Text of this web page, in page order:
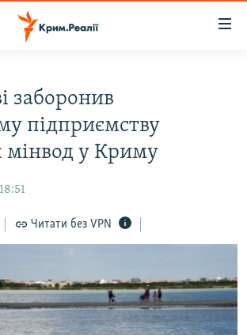
заборонив
підприємству
мінвод у Криму
Читати без VPN